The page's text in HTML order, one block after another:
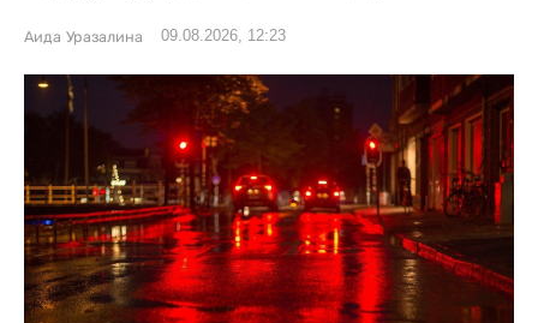
Аида Уразалина 09.08.2026, 12:23